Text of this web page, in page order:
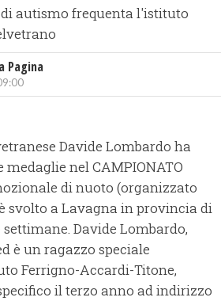
di autismo frequenta l'istituto
Pagina
Davide Lombardo ha
nel CAMPIONATO
di nuoto (organizzato
svolto a Lavagna in provincia di
Davide Lombardo,
è un ragazzo speciale
Ferrigno-Accardi-Titone,
il terzo anno ad indirizzo